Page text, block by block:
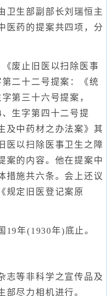
卫生部副部长刘瑞恒主
医药的提案共四项，分
废止旧医以扫除医事
二十二号提案：《统
第三十六号提案，
生字第四十二号提
及中药材之办法案》其
医以扫除医事卫生之障
案的内容。他在提案中
措施共六条。会上还议
规定旧医登记案原
年(1930年)底止。
等非科学之宣传品及
部尽力相机进行。